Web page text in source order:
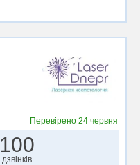
Перевірено24 червня
100
дзвінків